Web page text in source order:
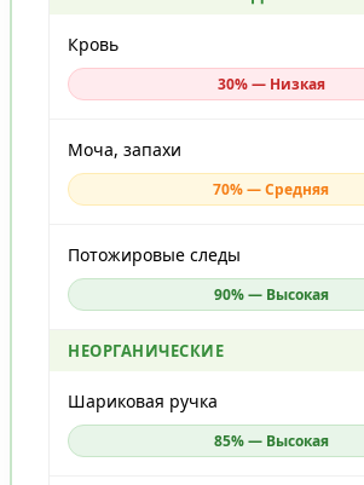
Кровь
30% — Низкая
Моча, запахи
70% — Средняя
Потожировые следы
90% — Высокая
НЕОРГАНИЧЕСКИЕ
Шариковая ручка
85% — Высокая